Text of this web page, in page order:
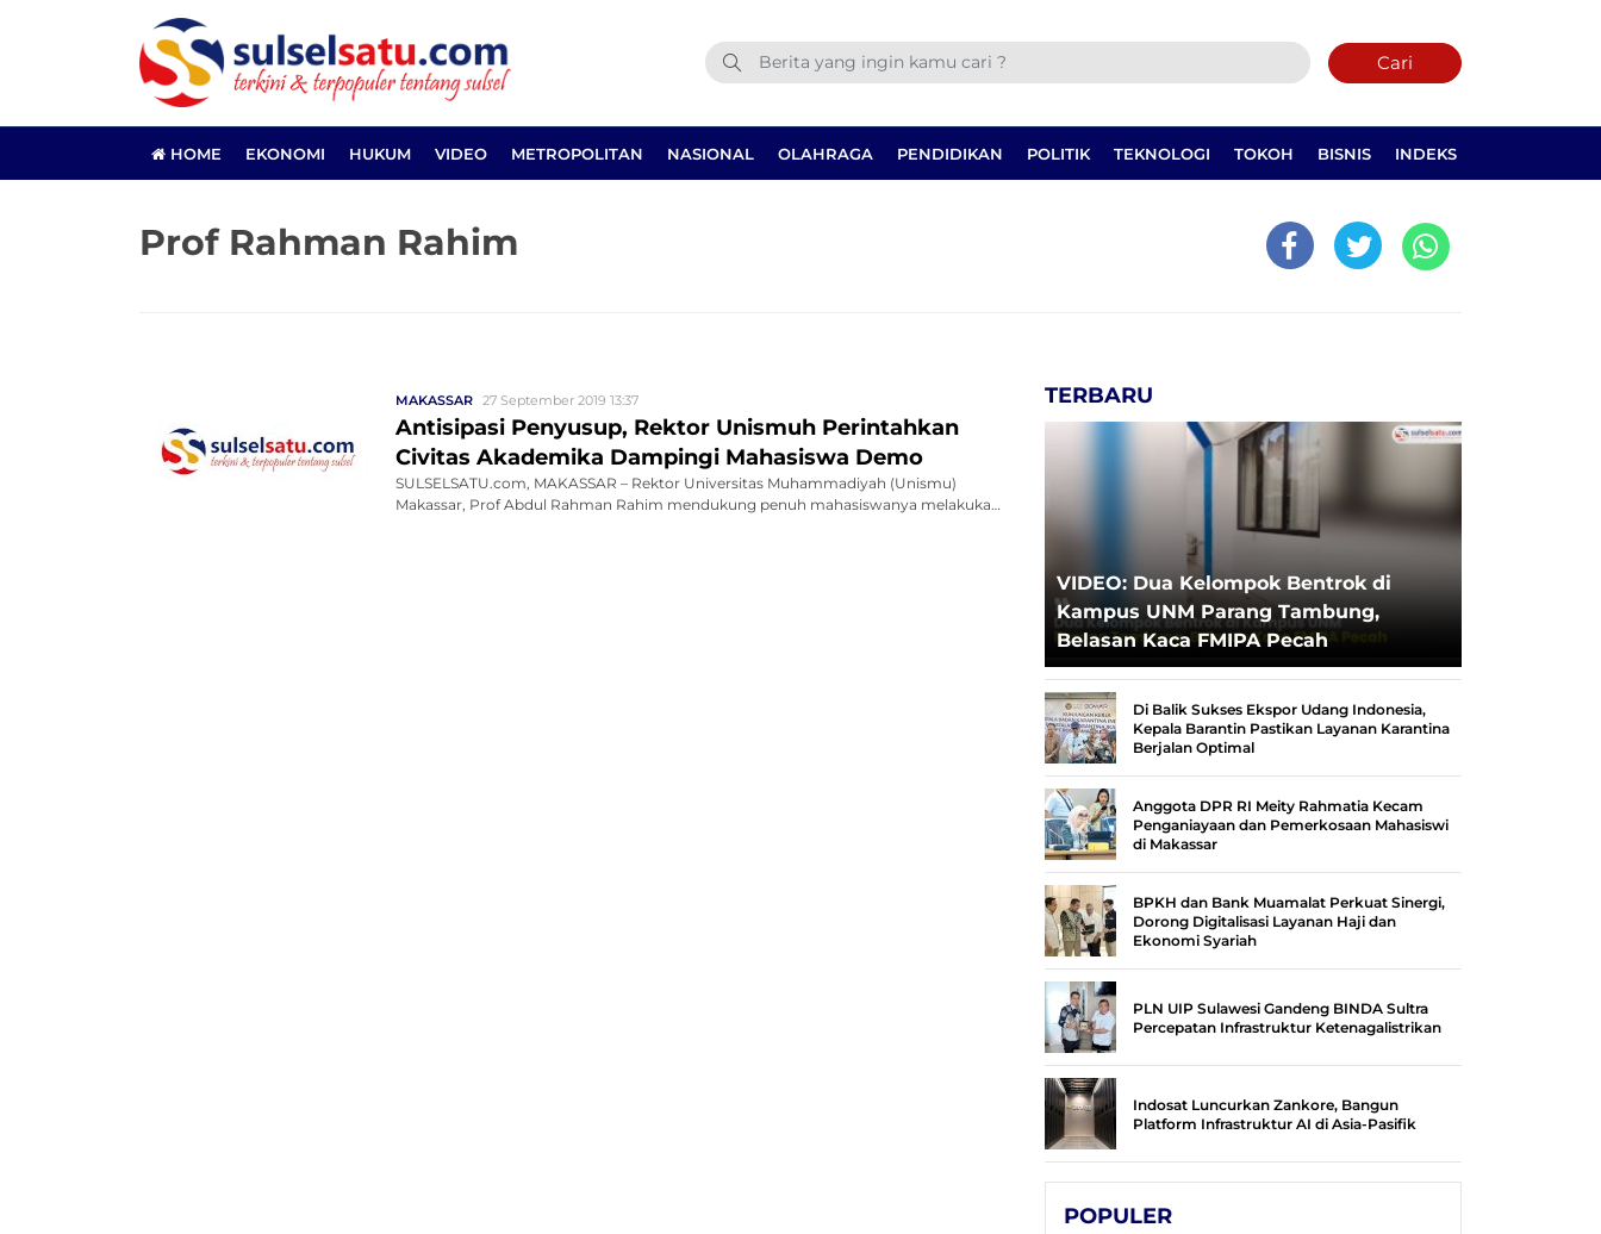
Cari
HOME EKONOMI HUKUM VIDEO METROPOLITAN NASIONAL OLAHRAGA PENDIDIKAN POLITIK TEKNOLOGI TOKOH BISNIS INDEKS
Prof Rahman Rahim
MAKASSAR 27 September 2019 13:37
Antisipasi Penyusup, Rektor Unismuh Perintahkan
Civitas Akademika Dampingi Mahasiswa Demo
SULSELSATU.com, MAKASSAR – Rektor Universitas Muhammadiyah (Unismu)
Makassar, Prof Abdul Rahman Rahim mendukung penuh mahasiswanya melakukan
TERBARU
VIDEO: Dua Kelompok Bentrok di
Kampus UNM Parang Tambung,
Belasan Kaca FMIPA Pecah
Di Balik Sukses Ekspor Udang Indonesia,
Kepala Barantin Pastikan Layanan Karantina
Berjalan Optimal
Anggota DPR RI Meity Rahmatia Kecam
Penganiayaan dan Pemerkosaan Mahasiswi
di Makassar
BPKH dan Bank Muamalat Perkuat Sinergi,
Dorong Digitalisasi Layanan Haji dan
Ekonomi Syariah
PLN UIP Sulawesi Gandeng BINDA Sultra
Percepatan Infrastruktur Ketenagalistrikan
Indosat Luncurkan Zankore, Bangun
Platform Infrastruktur AI di Asia-Pasifik
POPULER